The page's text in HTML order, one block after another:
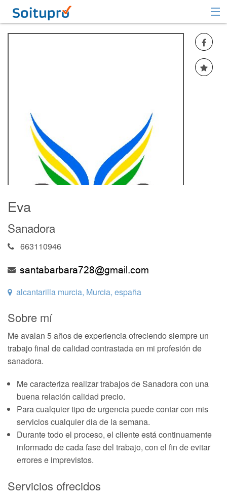
Recomendar
Eva
Sanadora
663110946
alcantarilla murcia, Murcia, españa
Sobre mí
Me avalan 5 años de experiencia ofreciendo siempre un
trabajo final de calidad contrastada en mi profesión de
sanadora.
Me caracteriza realizar trabajos de Sanadora con una
buena relación calidad precio.
Para cualquier tipo de urgencia puede contar con mis
servicios cualquier dia de la semana.
Durante todo el proceso, el cliente está continuamente
informado de cada fase del trabajo, con el fin de evitar
errores e imprevistos.
Servicios ofrecidos